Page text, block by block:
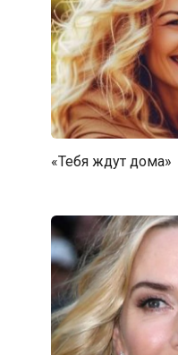
«Тебя ждут дома»